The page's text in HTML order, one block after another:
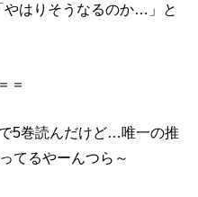
やはりそうなるのか…」と
＝
5巻読んだけど…唯一の推
てるやーんつら～